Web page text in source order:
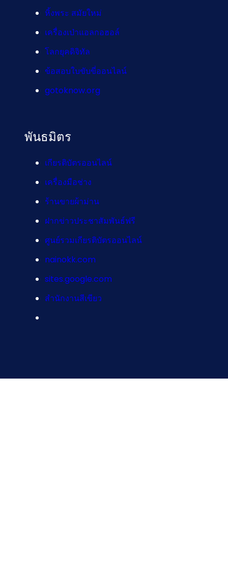
หิ้งพระ สมัยใหม่
เครื่องเป่าแอลกอฮอล์
โลกยุคดิจิทัล
ข้อสอบใบขับขี่ออนไลน์
gotoknow.org
พันธมิตร
เกียรติบัตรออนไลน์
เครื่องมือช่าง
ร้านขายผ้าม่าน
ฝากข่าวประชาสัมพันธ์ฟรี
ศูนย์รวมเกียรติบัตรออนไลน์
nainokk.com
sites.google.com
สำนักงานสีเขียว